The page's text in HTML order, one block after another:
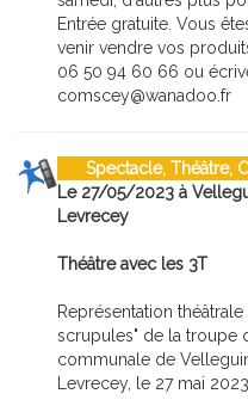
Entrée gratuite. Vous
venir vendre vos
06 50 94 60 66 ou
comscey@wanadoo.fr
Spectacle, Théâtre,
Le 27/05/2023 à
Levrecey
Théâtre avec les 3T
Représentation
scrupules" de la troupe
communale de
Levrecey, le 27 mai